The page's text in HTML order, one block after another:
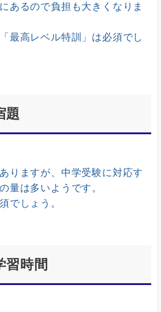
あるので負担も大きくなりま
最高レベル特訓」は必須でし
題
りますが、中学受験に対応す
量は多いようです。
でしょう。
時間